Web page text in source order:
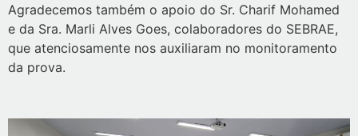
Agradecemos também o apoio do Sr. Charif Mohamed
e da Sra. Marli Alves Goes, colaboradores do SEBRAE,
que atenciosamente nos auxiliaram no monitoramento
da prova.